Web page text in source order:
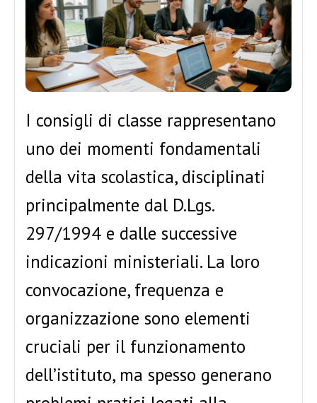
I consigli di classe rappresentano
uno dei momenti fondamentali
della vita scolastica, disciplinati
principalmente dal D.Lgs.
297/1994 e dalle successive
indicazioni ministeriali. La loro
convocazione, frequenza e
organizzazione sono elementi
cruciali per il funzionamento
dell’istituto, ma spesso generano